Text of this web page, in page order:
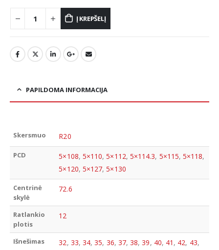
Į KREPŠELĮ
PAPILDOMA INFORMACIJA
Skersmuo R20
PCD 5×108, 5×110,5×112, 5×114.3, 5×115,5×118,
5×120, 5×127,5×130
Centrinė
skylė
72.6
Ratlankio
plotis
12
Išnešimas 32, 33, 34,35, 36, 37,38,39, 40, 41 , 42, 43,